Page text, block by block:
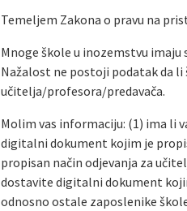
Temeljem Zakona o pravu na
Mnoge škole u inozemstvu imaju
Nažalost ne postoji podatak da
učitelja/profesora/predavača.
Molim vas informaciju: (1) ima li
digitalni dokument kojim je
propisan način odjevanja za
dostavite digitalni dokument
odnosno ostale zaposlenike